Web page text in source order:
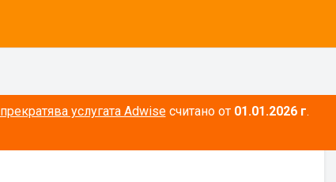
прекратява услугата Adwiseсчитано от 01.01.2026 г.